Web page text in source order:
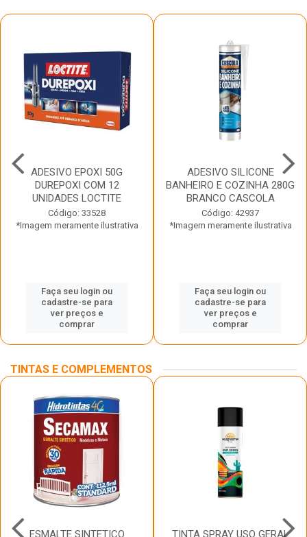
ADESIVO EPOXI 50G
DUREPOXI COM 12
UNIDADES LOCTITE
Código: 33528
*Imagem meramente ilustrativa
Faça seu login ou
cadastre-se para
ver preços e
comprar
ADESIVO SILICONE
BANHEIRO E COZINHA 280G
BRANCO CASCOLA
Código: 42937
*Imagem meramente ilustrativa
Faça seu login ou
cadastre-se para
ver preços e
comprar
TINTAS E COMPLEMENTOS
ESMALTE SINTETICO TINTA SPRAY USO GERAL